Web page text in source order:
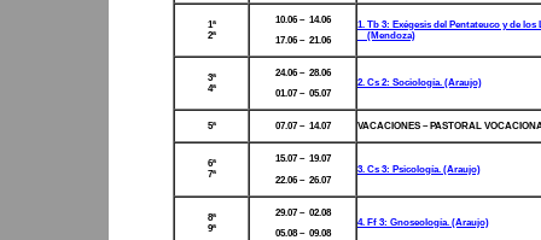
1ª
2ª
10.06 – 14.06
17.06 – 21.06
1. Tb 3: Exégesis del Pentateuco y de
(Mendoza)
3ª
4ª
24.06 – 28.06
01.07 – 05.07
2. Cs 2: Sociología. (Araujo)
5ª 07.07 – 14.07 VACACIONES – PASTORAL
6ª
7ª
15.07 – 19.07
22.06 – 26.07
3. Cs 3: Psicología. (Araujo)
8ª
9ª
29.07 – 02.08
05.08 – 09.08
4. Ff 3: Gnoseología. (Araujo)